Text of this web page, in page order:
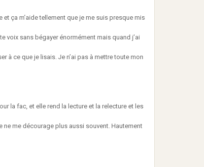
ça m’aide tellement que je me suis presque mis
voix sans bégayer énormément mais quand j’ai
à ce que je lisais. Je n’ai pas à mettre toute mon
la fac, et elle rend la lecture et la relecture et les
me décourage plus aussi souvent. Hautement